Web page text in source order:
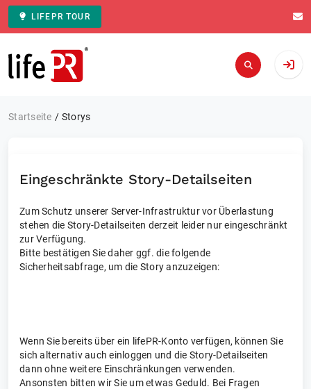
LIFEPR TOUR
Zur Startseite
Startseite Storys
Eingeschränkte Story-Detailseiten
Zum Schutz unserer Server-Infrastruktur vor Überlastung
stehen die Story-Detailseiten derzeit leider nur eingeschränkt
zur Verfügung.
Bitte bestätigen Sie daher ggf. die folgende
Sicherheitsabfrage, um die Story anzuzeigen:
Wenn Sie bereits über ein lifePR-Konto verfügen, können Sie
sich alternativ auch einloggen und die Story-Detailseiten
dann ohne weitere Einschränkungen verwenden.
Ansonsten bitten wir Sie um etwas Geduld. Bei Fragen